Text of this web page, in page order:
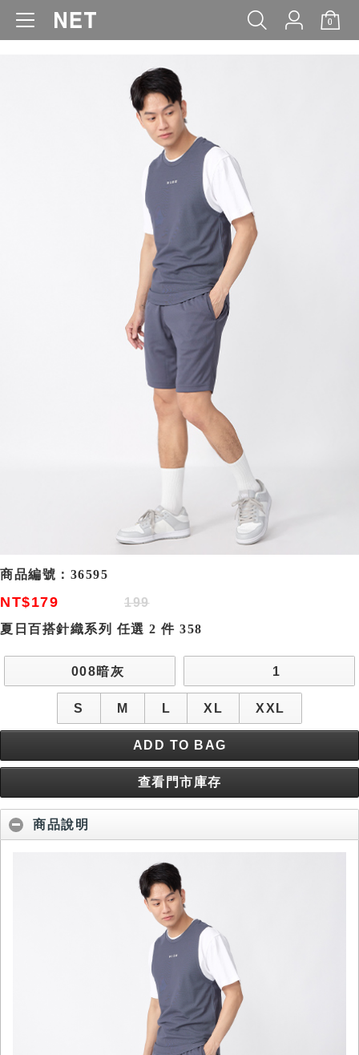
0
WOMEN MEN KIDS BABY
商品編號： 36595
NT$179
199
夏日百搭針織系列 任選 2 件 358
008暗灰 1
S M L XL XXL
ADD TO BAG
查看門市庫存
商品說明